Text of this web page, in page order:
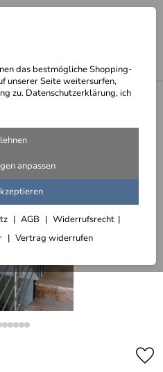
das bestmögliche Shopping-
unserer Seite weitersurfen,
zu. Datenschutzerklärung, ich
anpassen
AGB
Widerrufsrecht
Vertrag widerrufen
Edelstahlgeländer